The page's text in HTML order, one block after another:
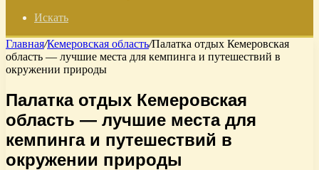
Искать
Главная/Кемеровская область/Палатка отдых Кемеровская
область — лучшие места для кемпинга и путешествий в
окружении природы
Палатка отдых Кемеровская
область — лучшие места для
кемпинга и путешествий в
окружении природы